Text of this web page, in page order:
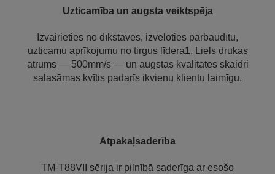
Uzticamība un augsta veiktspēja
Izvairieties no dīkstāves, izvēloties pārbaudītu,
uzticamu aprīkojumu no tirgus līdera1. Liels drukas
ātrums — 500mm/s — un augstas kvalitātes skaidri
salasāmas kvītis padarīs ikvienu klientu laimīgu.
Atpakaļsaderība
TM-T88VII sērija ir pilnībā saderīga ar esošo